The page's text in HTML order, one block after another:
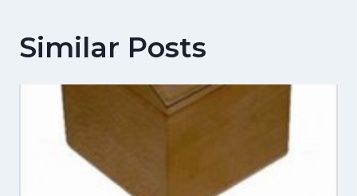
Similar Posts